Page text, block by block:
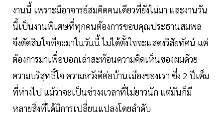
งานนี้ เพราะมีอาจารย์สมคิดคนเดียวที่ยังไม่มา และงานวัน
นี้เป็นงานพิเศษที่ทุกคนต้องการขอบคุณประธานสมพล
จึงตัดสินใจที่จะมาในวันนี้ ไม่ได้ตั้งใจจะแสดงวิสัยทัศน์ แต่
ต้องการมาเพื่อบอกเล่าสะท้อนความคิดเห็นของผมด้วย
ความบริสุทธิ์ใจ ความหวังดีต่อบ้านเมืองของเรา ซึ่ง 2 ปีเต็ม
ที่ห่างไป แม้ว่าจะเป็นช่วงงเวลาที่ไม่ยาวนัก แต่มันก็มี
หลายสิ่งที่ได้มีการเปลี่ยนแปลงโดยลำดับ